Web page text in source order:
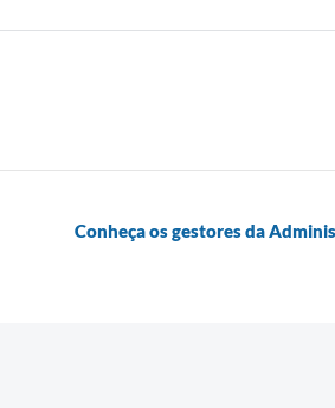
Conheça os gestores da